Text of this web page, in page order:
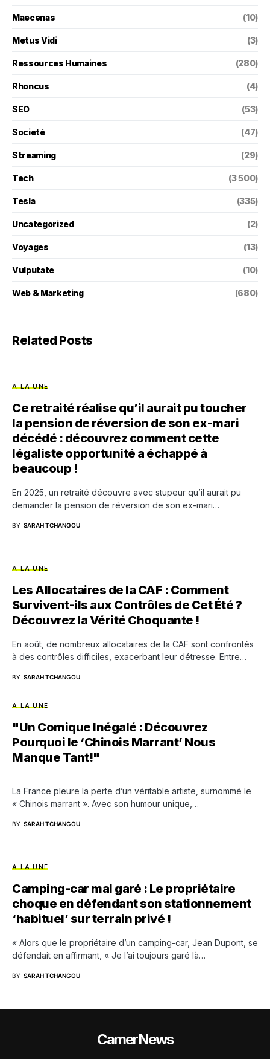
Maecenas (10)
Metus Vidi (3)
Ressources Humaines (280)
Rhoncus (4)
SEO (53)
Societé (47)
Streaming (29)
Tech (3 500)
Tesla (335)
Uncategorized (2)
Voyages (13)
Vulputate (10)
Web & Marketing (680)
Related Posts
A LA UNE
Ce retraité réalise qu’il aurait pu toucher
la pension de réversion de son ex-mari
décédé : découvrez comment cette
légaliste opportunité a échappé à
beaucoup !
En 2025, un retraité découvre avec stupeur qu’il aurait pu
demander la pension de réversion de son ex-mari…
BY SARAH TCHANGOU
A LA UNE
Les Allocataires de la CAF : Comment
Survivent-ils aux Contrôles de Cet Été ?
Découvrez la Vérité Choquante !
En août, de nombreux allocataires de la CAF sont confrontés
à des contrôles difficiles, exacerbant leur détresse. Entre…
BY SARAH TCHANGOU
A LA UNE
"Un Comique Inégalé : Découvrez
Pourquoi le ‘Chinois Marrant’ Nous
Manque Tant!"
La France pleure la perte d’un véritable artiste, surnommé le
« Chinois marrant ». Avec son humour unique,…
BY SARAH TCHANGOU
A LA UNE
Camping-car mal garé : Le propriétaire
choque en défendant son stationnement
‘habituel’ sur terrain privé !
« Alors que le propriétaire d’un camping-car, Jean Dupont, se
défendait en affirmant, « Je l’ai toujours garé là…
BY SARAH TCHANGOU
CamerNews